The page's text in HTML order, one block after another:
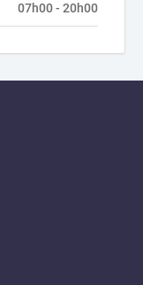
07h00 - 20h00